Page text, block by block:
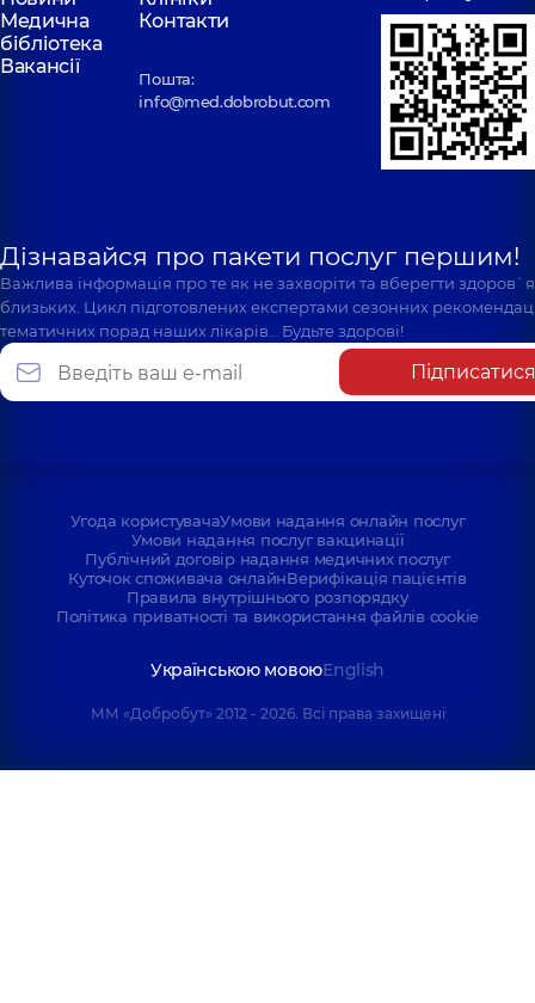
Медична
бібліотека
Контакти
Вакансії
Пошта:
info@med.dobrobut.com
Дізнавайся про пакети послуг першим!
Важлива інформація про те як не захворіти та вберегти
близьких. Цикл підготовлених експертами сезонних
тематичних порад наших лікарів… Будьте здорові!
Підписатися
Угода користувачаУмови надання онлайн послуг
Умови надання послуг вакцинації
Публічний договір надання медичних послуг
Куточок споживача онлайнВерифікація пацієнтів
Правила внутрішнього розпорядку
Політика приватності та використання файлів cookie
Українською мовоюEnglish
ММ «Добробут» 2012 - 2026. Всі права захищені